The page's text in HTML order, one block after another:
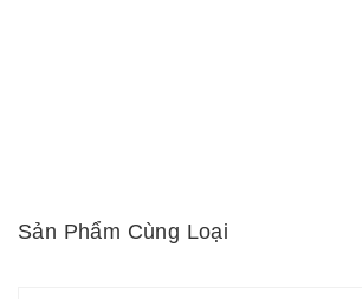
Sản Phẩm Cùng Loại